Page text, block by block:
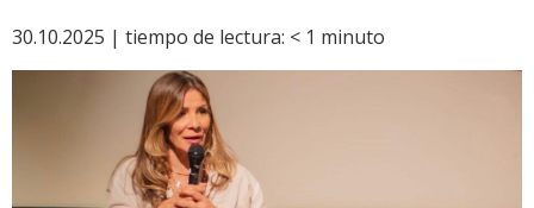
30.10.2025 | tiempo de lectura: < 1 minuto